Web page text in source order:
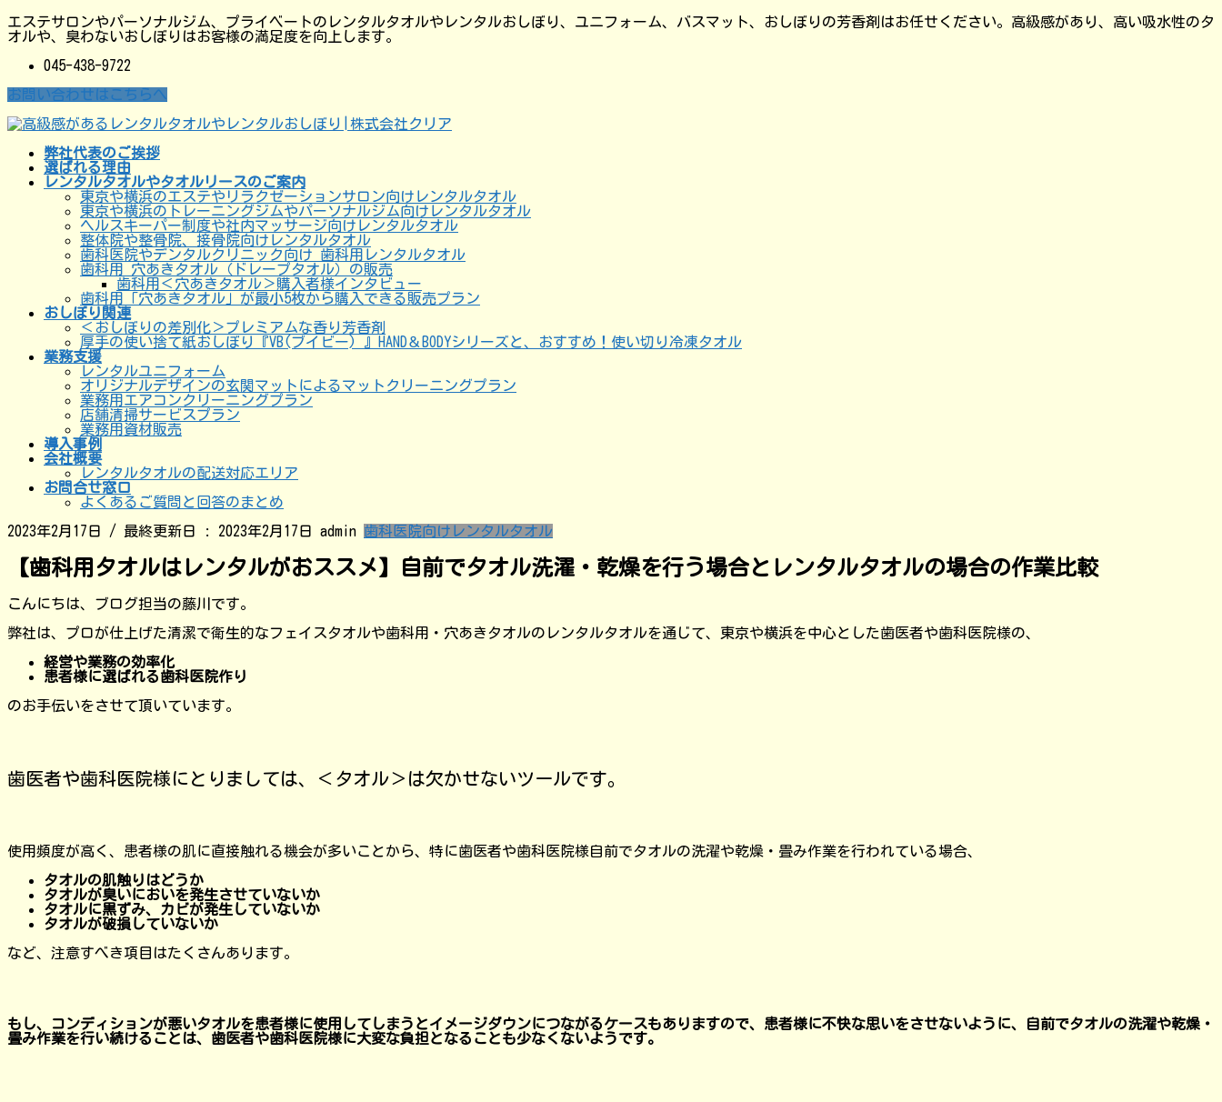
コ
ン
に
動
ナ
ビ
ョ
に
エステサロンやパーソナルジム、プライベートのレンタルタオルやレンタルおしぼり、ユニフォーム、バスマット、おしぼりの芳香剤はお任せください。高級感があり、高い吸水性のタ
オルや、臭わないおしぼりはお客様の満足度を向上します。
045-438-9722
お問い合わせはこちらへ
弊社代表のご挨拶
選ばれる理由
レンタルタオルやタオルリースのご案内
東京や横浜のエステやリラクゼーションサロン向けレンタルタオル
東京や横浜のトレーニングジムやパーソナルジム向けレンタルタオル
ヘルスキーパー制度や社内マッサージ向けレンタルタオル
整体院や整骨院、接骨院向けレンタルタオル
歯科医院やデンタルクリニック向け 歯科用レンタルタオル
歯科用 穴あきタオル（ドレープタオル）の販売
歯科用＜穴あきタオル＞購入者様インタビュー
歯科用「穴あきタオル」が最小5枚から購入できる販売プラン
おしぼり関連
＜おしぼりの差別化＞プレミアムな香り芳香剤
厚手の使い捨て紙おしぼり『VB(ブイビー) 』HAND＆BODYシリーズと、おすすめ！使い切り冷凍タオル
業務支援
レンタルユニフォーム
オリジナルデザインの玄関マットによるマットクリーニングプラン
業務用エアコンクリーニングプラン
店舗清掃サービスプラン
業務用資材販売
導入事例
会社概要
レンタルタオルの配送対応エリア
お問合せ窓口
よくあるご質問と回答のまとめ
2023年2月17日
/ 最終更新日 : 2023年2月17日 admin 歯科医院向けレンタルタオル
【歯科用タオルはレンタルがおススメ】自前でタオル洗濯・乾燥を行う場合とレンタルタオルの場合の作業比較
こんにちは、ブログ担当の藤川です。
弊社は、プロが仕上げた清潔で衛生的なフェイスタオルや歯科用・穴あきタオルのレンタルタオルを通じて、東京や横浜を中心とした歯医者や歯科医院様の、
経営や業務の効率化
患者様に選ばれる歯科医院作り
のお手伝いをさせて頂いています。
歯医者や歯科医院様にとりましては、＜タオル＞は欠かせないツールです。
使用頻度が高く、患者様の肌に直接触れる機会が多いことから、特に歯医者や歯科医院様自前でタオルの洗濯や乾燥・畳み作業を行われている場合、
タオルの肌触りはどうか
タオルが臭いにおいを発生させていないか
タオルに黒ずみ、カビが発生していないか
タオルが破損していないか
など、注意すべき項目はたくさんあります。
もし、コンディションが悪いタオルを患者様に使用してしまうとイメージダウンにつながるケースもありますので、患者様に不快な思いをさせないように、自前でタオルの洗濯や乾燥・
畳み作業を行い続けることは、歯医者や歯科医院様に大変な負担となることも少なくないようです。